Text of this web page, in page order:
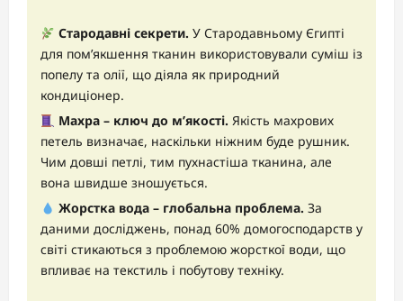
Стародавні секрети. У Стародавньому Єгипті
для пом’якшення тканин використовували суміш із
попелу та олії, що діяла як природний
кондиціонер.
Махра – ключ до м’якості. Якість махрових
петель визначає, наскільки ніжним буде рушник.
Чим довші петлі, тим пухнастіша тканина, але
вона швидше зношується.
Жорстка вода – глобальна проблема. За
даними досліджень, понад 60% домогосподарств у
світі стикаються з проблемою жорсткої води, що
впливає на текстиль і побутову техніку.